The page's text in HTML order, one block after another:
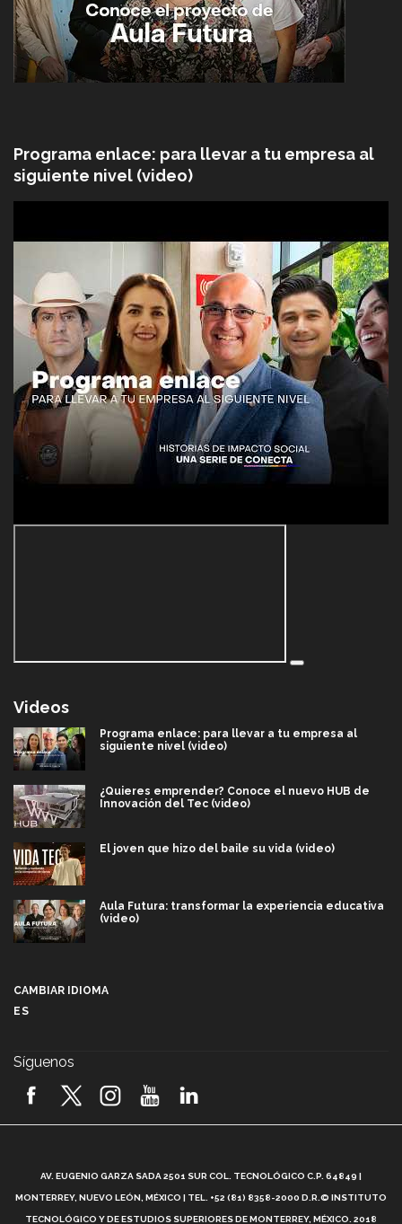
Programa enlace: para llevar a tu empresa al
siguiente nivel (video)
Videos
Programa enlace: para llevar a tu empresa al
siguiente nivel (video)
¿Quieres emprender? Conoce el nuevo HUB de
Innovación del Tec (video)
El joven que hizo del baile su vida (video)
Aula Futura: transformar la experiencia educativa
(video)
2026! (video)
¿Cómo es el Modelo Educativo Tec? (video)
CAMBIAR IDIOMA
ES
Síguenos
AV. EUGENIO GARZA SADA 2501 SUR COL. TECNOLÓGICO C.P. 64849 |
MONTERREY, NUEVO LEÓN, MÉXICO | TEL. +52 (81) 8358-2000 D.R.© INSTITUTO
TECNOLÓGICO Y DE ESTUDIOS SUPERIORES DE MONTERREY, MÉXICO. 2018